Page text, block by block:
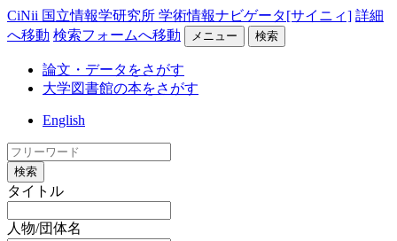
CiNii 国立情報学研究所 学術情報ナビゲータ[サイニィ] 詳細
へ移動 検索フォームへ移動 メニュー 検索
論文・データをさがす
大学図書館の本をさがす
English
検索
タイトル
人物/団体名